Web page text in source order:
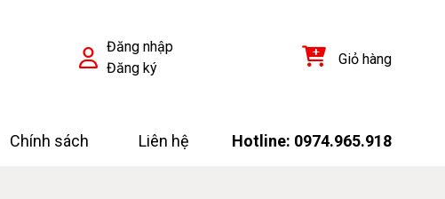
Đăng nhập
Đăng ký
Giỏ hàng
Chính sách Liên hệ Hotline: 0974.965.918